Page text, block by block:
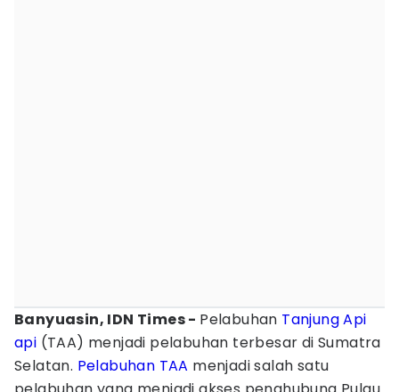
Banyuasin, IDN Times - Pelabuhan Tanjung Api
api (TAA) menjadi pelabuhan terbesar di Sumatra
Selatan. Pelabuhan TAA menjadi salah satu